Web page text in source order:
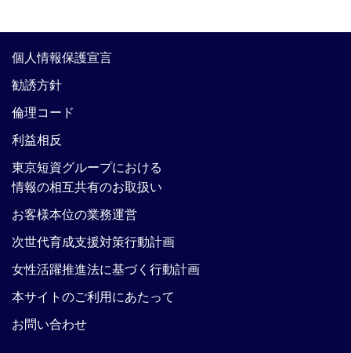
個人情報保護宣言
勧誘方針
倫理コード
利益相反
東京短資グループにおける
情報の相互共有のお取扱い
お客様本位の業務運営
次世代育成支援対策行動計画
女性活躍推進法に基づく行動計画
本サイトのご利用にあたって
お問い合わせ